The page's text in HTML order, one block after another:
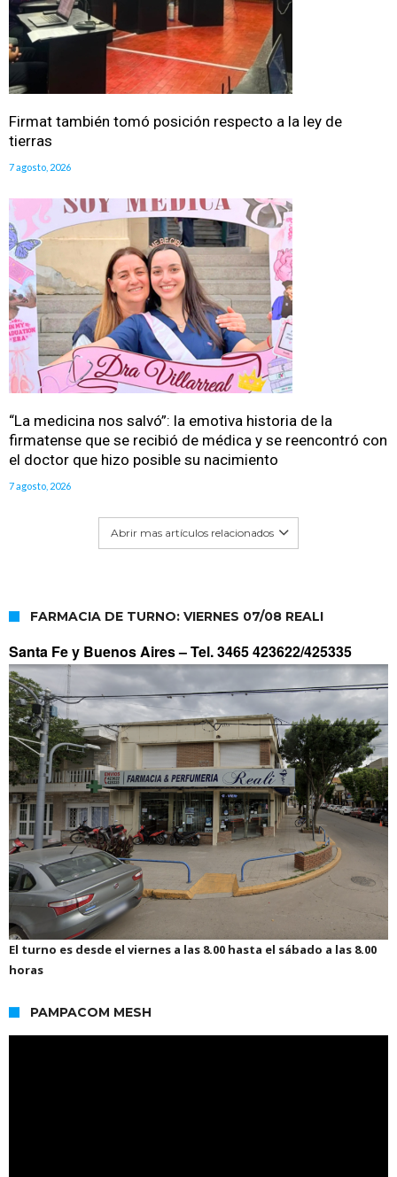
Firmat también tomó posición respecto a la ley de
tierras
7 agosto, 2026
“La medicina nos salvó”: la emotiva historia de la
firmatense que se recibió de médica y se reencontró con
el doctor que hizo posible su nacimiento
7 agosto, 2026
Abrir mas artículos relacionados
FARMACIA DE TURNO: VIERNES 07/08 REALI
Santa Fe y Buenos Aires –Tel. 3465 423622/425335
El turno es desde el viernes a las 8.00 hasta el sábado a las 8.00
horas
PAMPACOM MESH